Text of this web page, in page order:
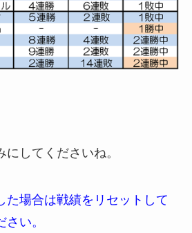
してくださいね。
た場合は戦績をリセットして
い。